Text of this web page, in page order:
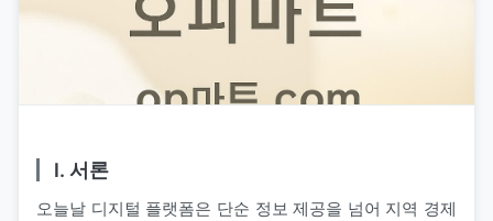
Ⅰ. 서론
오늘날 디지털 플랫폼은 단순 정보 제공을 넘어 지역 경제